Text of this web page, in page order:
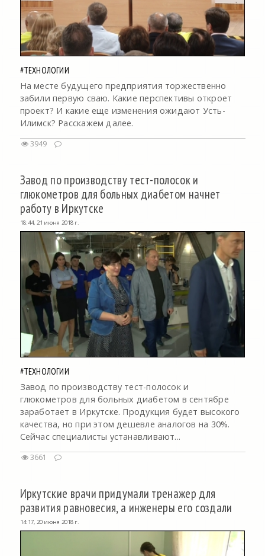
#ТЕХНОЛОГИИ
На месте будущего предприятия торжественно
забили первую сваю. Какие перспективы откроет
проект? И какие еще изменения ожидают Усть-
Илимск? Расскажем далее.
3949
Завод по производству тест-полосок и
глюкометров для больных диабетом начнет
работу в Иркутске
18:44, 21 июня 2018 г.
#ТЕХНОЛОГИИ
Завод по производству тест-полосок и
глюкометров для больных диабетом в сентябре
заработает в Иркутске. Продукция будет высокого
качества, но при этом дешевле аналогов на 30%.
Сейчас специалисты устанавливают...
3661
Иркутские врачи придумали тренажер для
развития равновесия, а инженеры его создали
14:17, 20 июня 2018 г.